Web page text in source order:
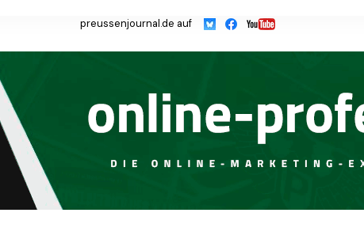
preussenjournal.de auf